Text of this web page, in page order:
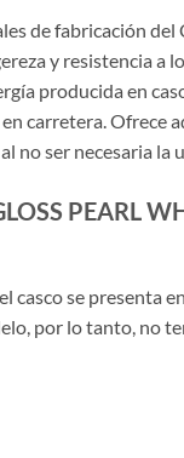
de fabricación del
y resistencia a
producida en
carretera. Ofrece
ser necesaria la
PEARL
casco se presenta
por lo tanto, no